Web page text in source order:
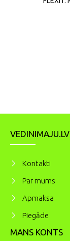
VEDINIMAJU.LV
Kontakti
Par mums
Apmaksa
Piegāde
MANS KONTS